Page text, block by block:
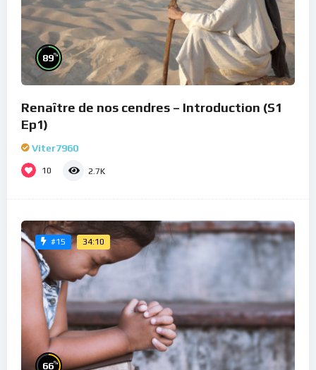
89%
Renaître de nos cendres – Introduction (S1
Ep1)
Viter7960
10 2.7K
#15 34:10
66%